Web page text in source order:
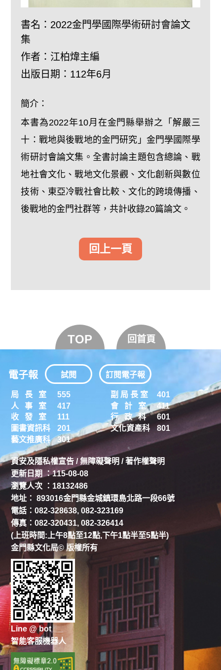
書名： 2022金門學國際學術研討會論文
集
作者： 江柏煒主編
出版日期： 112年6月
簡介：
本書為2022年10月在金門縣舉辦之「解嚴三
十：戰地與後戰地的金門研究」金門學國際學
術研討會論文集。全書討論主題包含總論、戰
地社會文化、戰地文化景觀、文化創新與數位
技術、東亞冷戰社會比較、文化的跨境傳播、
後戰地的金門社群等，共計收錄20篇論文。
回上一頁
TOP 回首頁
資安及隱私權宣告 /無障礙聲明 /著作權聲明
更新日期 ：115-08-08
瀏覽人次 ：18132486
地址： 893016金門縣金城鎮環島北路一段66號
電話：082-328638, 082-323169
傳真：082-320431, 082-326414
(上班時間:上午8點至12點,下午1點半至5點半)
金門縣文化局© 版權所有
Line @ bot
智能客服機器人
局 長 室 555 副 局 長 室
401
人 事 室
417 會 計 室
411
收 發 室
111 行 政 科
601
圖書資訊科
201 文化資產科
801
藝文推廣科
301
電子報 試閱 訂閱電子報